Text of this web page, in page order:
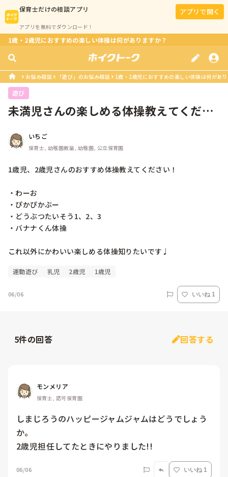
保育士だけの相談アプリ
アプリを無料でダウンロード！
アプリで開く
1歳・2歳児におすすめの楽しい体操は何がありますか？
お悩み相談 「遊び」のお悩み相談 1歳・2歳児におすすめの楽しい体操は何があ
遊び
未満児さんの楽しめる体操教えてくださ
いちご
保育士, 幼稚園教諭, 幼稚園, 公立保育園
1歳児、2歳児さんのおすすめ体操教えてください！
・わーお
・ぴかぴかぶー
・どうぶつたいそう1、2、3
・バナナくん体操
これ以外にかわいい楽しめる体操知りたいです♩
運動遊び 乳児 2歳児 1歳児
06/06 いいね 1
5件の回答 回答する
モンメリア
保育士, 認可保育園
しまじろうのハッピージャムジャムはどうでしょう
か。
2歳児担任してたときにやりました!!
06/06 いいね 1